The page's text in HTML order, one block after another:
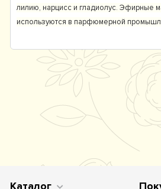
лилию, нарцисс и гладиолус. Эфирные
используются в парфюмерной
Каталог